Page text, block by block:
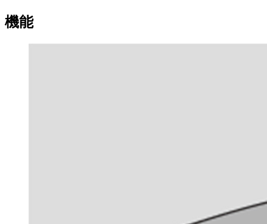
機能